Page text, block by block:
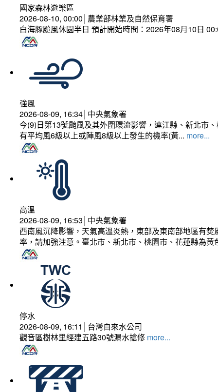
國家森林遊樂區
2026-08-10, 00:00│農業部林業及自然保育署
白海豚颱風休園半日 預計開始時間：2026年08月10日
強風
2026-08-09, 16:34│中央氣象署
今(9)日第13號颱風及其外圍環流影響，連江縣、新北市
有平均風6級以上或陣風8級以上發生的機率(黃... more...
高溫
2026-08-09, 16:53│中央氣象署
西南風沉降影響，天氣高溫炎熱，東部及東南部地區有
率，請加強注意。臺北市、新北市、桃園市、花蓮縣為
停水
2026-08-09, 16:11│台灣自來水公司
觀音區樹林里經建五路30號漏水搶修 more...